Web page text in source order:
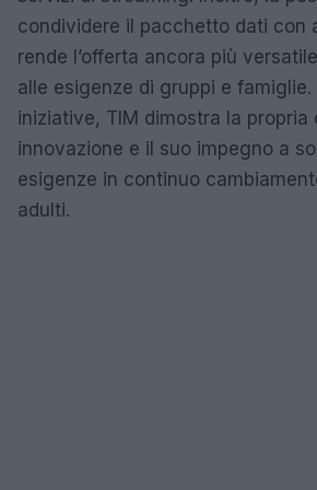
condividere il pacchetto dati con
rende l’offerta ancora più
alle esigenze di gruppi e famiglie.
iniziative, TIM dimostra la propria
innovazione e il suo impegno a
esigenze in continuo
adulti.